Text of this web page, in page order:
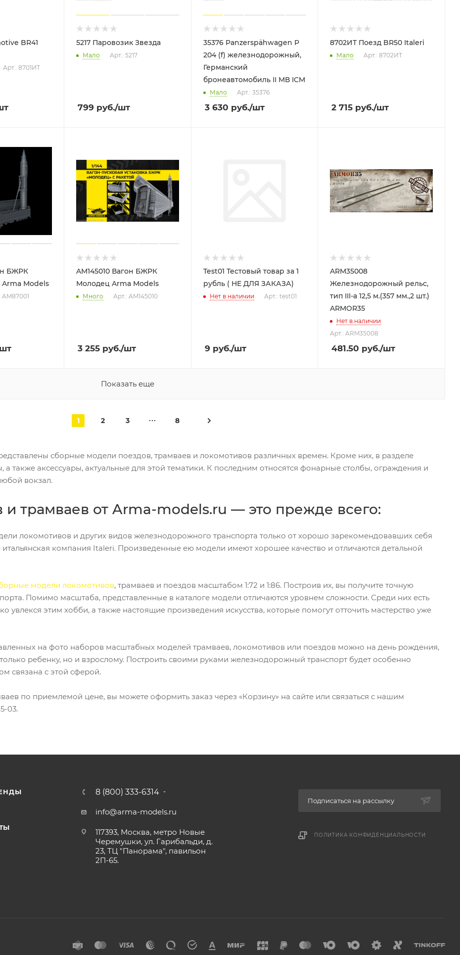
BR41
Арт.: 8701ИТ
5217 Паровозик Звезда
Мало Арт.: 5217
799 руб./шт
35376 Panzerspähwagen P
204 (f) железнодорожный,
Германский
бронеавтомобиль ІІ МВ ICM
Мало Арт.: 35376
3 630 руб./шт
8702ИТ Поезд BR50 Italeri
Мало Арт.: 8702ИТ
2 715 руб./шт
БЖРК
Arma Models
AM87001
AM145010 Вагон БЖРК
Молодец Arma Models
Много Арт.: AM145010
3 255 руб./шт
Test01 Тестовый товар за 1
рубль ( НЕ ДЛЯ ЗАКАЗА)
Нет в наличии Арт.: test01
9руб./шт
ARM35008
Железнодорожный рельс,
тип III-а 12,5 м.(357 мм.,2 шт.)
ARMOR35
Нет в наличии
Арт.: ARM35008
481.50 руб./шт
Показать еще
1 2 3 8
сборные модели поездов, трамваев и локомотивов различных времен. Кроме них, в разделе
также аксессуары, актуальные для этой тематики. К последним относятся фонарные столбы, ограждения и
вокзал.
трамваев от Arma-models.ru — это прежде всего:
локомотивов и других видов железнодорожного транспорта только от хорошо зарекомендовавших себя
компания Italeri. Произведенные ею модели имеют хорошее качество и отличаются детальной
модели локомотивов, трамваев и поездов масштабом 1:72 и 1:86. Построив их, вы получите точную
Помимо масштаба, представленные в каталоге модели отличаются уровнем сложности. Среди них есть
увлекся этим хобби, а также настоящие произведения искусства, которые помогут отточить мастерство уже
на фото наборов масштабных моделей трамваев, локомотивов или поездов можно на день рождения,
ребенку, но и взрослому. Построить своими руками железнодорожный транспорт будет особенно
связана с этой сферой.
по приемлемой цене, вы можете оформить заказ через «Корзину» на сайте или связаться с нашим
03.
8 (800) 333-6314
info@arma-models.ru
117393, Москва, метро Новые
Черемушки, ул. Гарибальди, д.
23, ТЦ "Панорама", павильон
2П-65.
Подписаться на рассылку
ПОЛИТИКА КОНФИДЕНЦИАЛЬНОСТИ